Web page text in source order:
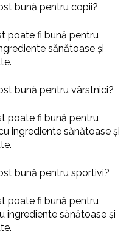
bună pentru copii?
poate fi bună pentru
sănătoase și
bună pentru vârstnici?
poate fi bună pentru
ingrediente sănătoase și
bună pentru sportivi?
poate fi bună pentru
ingrediente sănătoase și